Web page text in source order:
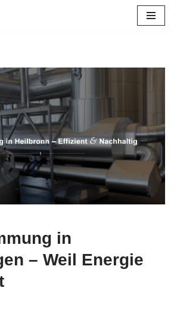
in
– Weil Energie